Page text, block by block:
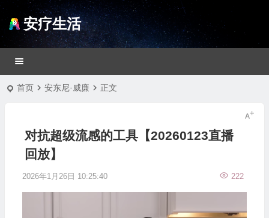
安疗生活
首页 安东尼·威廉 正文
对抗超级流感的工具【20260123直播
回放】
2026年1月26日 10:25:40 222